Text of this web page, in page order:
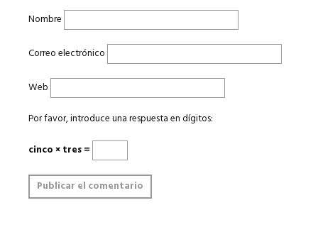
Nombre
Correo electrónico
Web
Por favor, introduce una respuesta en dígitos:
cinco × tres =